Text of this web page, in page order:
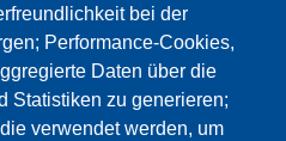
bei der
Performance-Cookies,
Daten über die
Statistiken zu generieren;
verwendet werden, um
потому что
не были приняты.